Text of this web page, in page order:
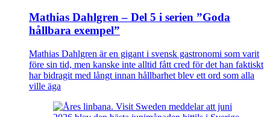
Mathias Dahlgren – Del 5 i serien ”Goda
hållbara exempel”
Mathias Dahlgren är en gigant i svensk gastronomi som varit
före sin tid, men kanske inte alltid fått cred för det han faktiskt
har bidragit med långt innan hållbarhet blev ett ord som alla
ville äga